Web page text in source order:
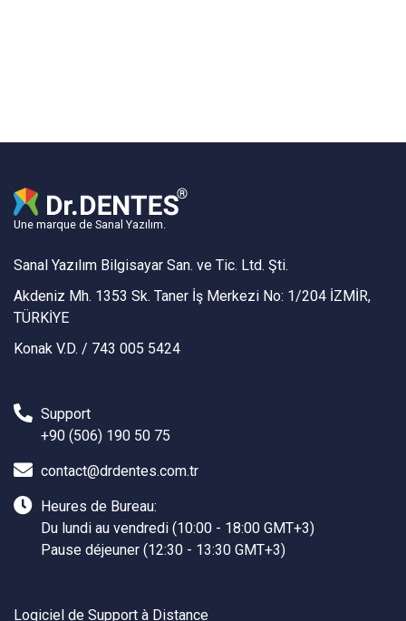
Une marque de Sanal Yazılım.
Sanal Yazılım Bilgisayar San. ve Tic. Ltd. Şti.
Akdeniz Mh. 1353 Sk. Taner İş Merkezi No: 1/204 İZMİR,
TÜRKİYE
Konak V.D. / 743 005 5424
Support
+90 (506) 190 50 75
contact@drdentes.com.tr
Heures de Bureau:
Du lundi au vendredi (10:00 - 18:00 GMT+3)
Pause déjeuner (12:30 - 13:30 GMT+3)
Logiciel de Support à Distance